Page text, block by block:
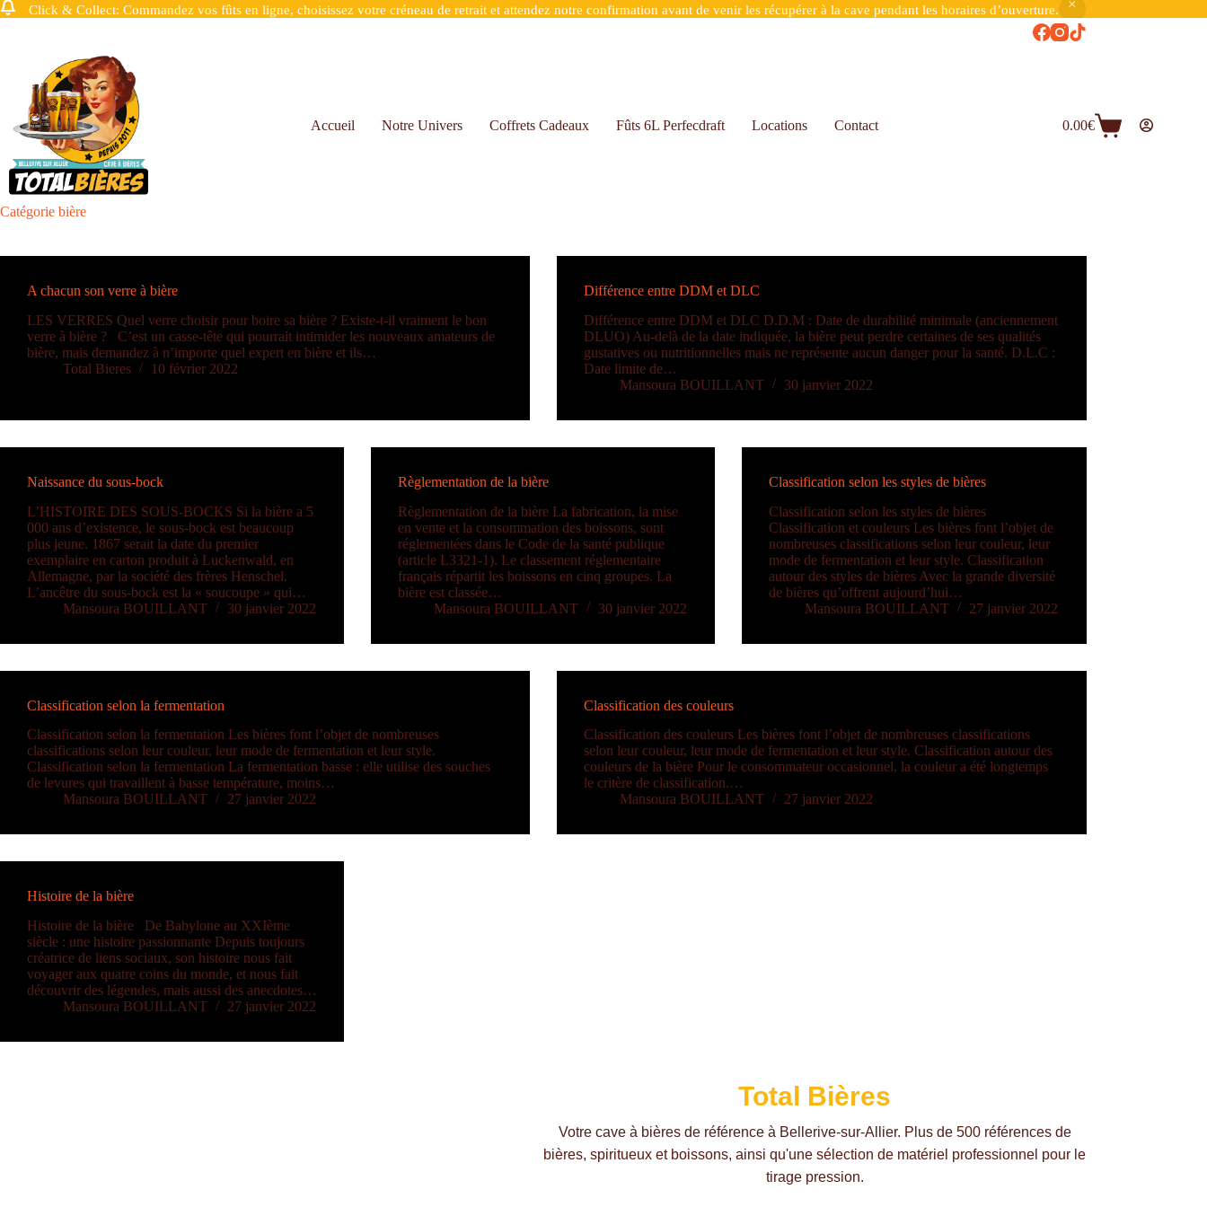
Click & Collect: Commandez vos fûts en ligne, choisissez votre créneau de retrait et attendez notre confirmation avant de venir les récupérer à la cave pendant les horaires d’ouverture.
Accueil Notre Univers Coffrets Cadeaux Fûts 6L Perfecdraft Locations Contact 0.00€
Catégorie bière
A chacun son verre à bière
LES VERRES Quel verre choisir pour boire sa bière ? Existe-t-il vraiment le bon
verre à bière ? C’est un casse-tête qui pourrait intimider les nouveaux amateurs de
bière, mais demandez à n’importe quel expert en bière et ils…
Total Bieres
10 février 2022
Différence entre DDM et DLC
Différence entre DDM et DLC D.D.M : Date de durabilité minimale (anciennement
DLUO) Au-delà de la date indiquée, la bière peut perdre certaines de ses qualités
gustatives ou nutritionnelles mais ne représente aucun danger pour la santé. D.L.C :
Date limite de…
Mansoura BOUILLANT
30 janvier 2022
Naissance du sous-bock
L’HISTOIRE DES SOUS-BOCKS Si la bière a 5
000 ans d’existence, le sous-bock est beaucoup
plus jeune. 1867 serait la date du premier
exemplaire en carton produit à Luckenwald, en
Allemagne, par la société des frères Henschel.
L’ancêtre du sous-bock est la « soucoupe » qui…
Mansoura BOUILLANT
30 janvier 2022
Règlementation de la bière
Règlementation de la bière La fabrication, la mise
en vente et la consommation des boissons, sont
réglementées dans le Code de la santé publique
(article L3321-1). Le classement réglementaire
français répartit les boissons en cinq groupes. La
bière est classée…
Mansoura BOUILLANT
30 janvier 2022
Classification selon les styles de bières
Classification selon les styles de bières
Classification et couleurs Les bières font l’objet de
nombreuses classifications selon leur couleur, leur
mode de fermentation et leur style. Classification
autour des styles de bières Avec la grande diversité
de bières qu’offrent aujourd’hui…
Mansoura BOUILLANT
27 janvier 2022
Classification selon la fermentation
Classification selon la fermentation Les bières font l’objet de nombreuses
classifications selon leur couleur, leur mode de fermentation et leur style.
Classification selon la fermentation La fermentation basse : elle utilise des souches
de levures qui travaillent à basse température, moins…
Mansoura BOUILLANT
27 janvier 2022
Classification des couleurs
Classification des couleurs Les bières font l’objet de nombreuses classifications
selon leur couleur, leur mode de fermentation et leur style. Classification autour des
couleurs de la bière Pour le consommateur occasionnel, la couleur a été longtemps
le critère de classification.…
Mansoura BOUILLANT
27 janvier 2022
Histoire de la bière
Histoire de la bière De Babylone au XXIème
siècle : une histoire passionnante Depuis toujours
créatrice de liens sociaux, son histoire nous fait
voyager aux quatre coins du monde, et nous fait
découvrir des légendes, mais aussi des anecdotes…
Mansoura BOUILLANT
27 janvier 2022
Total Bières
Votre cave à bières de référence à Bellerive-sur-Allier. Plus de 500 références de
bières, spiritueux et boissons, ainsi qu'une sélection de matériel professionnel pour le
tirage pression.